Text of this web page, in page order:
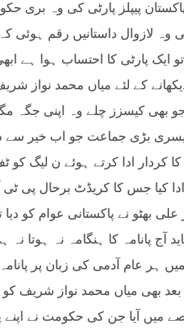
پیپلز پارٹی کی وہ
وہ لازوال داستانیں رقم
تو ایک پارٹی کا احتساب ہوا ہے
کے لئے میاں محمد نواز
جو بھی کیسزز چلے وہ اپنی
بڑی جماعت جو اب خیر
کردار ادا کرتے ہوئے ن لیگ کو
کیا جس کا کریڈٹ برحال پی ٹی
علی بھٹو نے پاکستانی عوام
آج پانامہ کا ہنگامہ نہ ہوتا
میں ہر عام آدمی کی زبان پر
بعد بھی میاں محمد نواز شریف
میں آیا جن کی حکومت نے اپنے